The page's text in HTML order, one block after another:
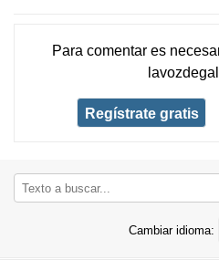
Para comentar es
Regístrate gratis
Cambiar idioma: